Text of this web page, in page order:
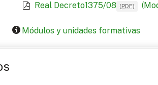
Real Decreto1375/08 (PDF)
Módulos y unidades formativas